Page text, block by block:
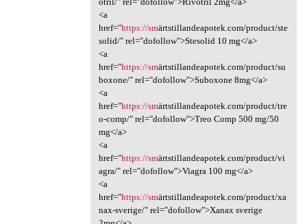
<a
href="https://smärtstillandeapotek.com/product/ste
solid/" rel="dofollow">Stesolid 10 mg</a>
<a
href="https://smärtstillandeapotek.com/product/su
boxone/" rel="dofollow">Suboxone 8mg</a>
<a
href="https://smärtstillandeapotek.com/product/tre
o-comp/" rel="dofollow">Treo Comp 500 mg/50
mg</a>
<a
href="https://smärtstillandeapotek.com/product/vi
agra/" rel="dofollow">Viagra 100 mg</a>
<a
href="https://smärtstillandeapotek.com/product/xa
nax-sverige/" rel="dofollow">Xanax sverige